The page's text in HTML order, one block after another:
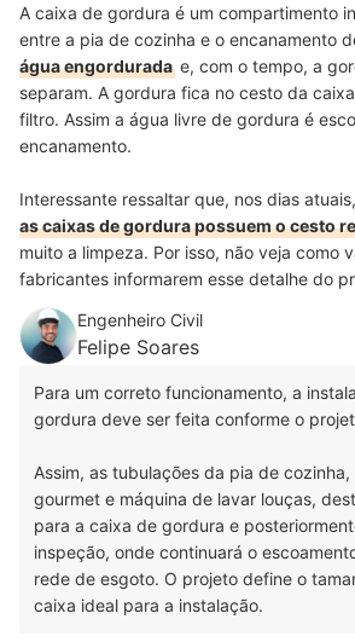
A caixa de gordura é um compartimento
entre a pia de cozinha e o encanamento
água engordurada e, com o tempo, a
separam. A gordura fica no cesto da
filtro. Assim a água livre de gordura é
encanamento.
Interessante ressaltar que, nos dias
as caixas de gordura possuem o cesto
muito a limpeza. Por isso, não veja como
fabricantes informarem esse detalhe do
Engenheiro Civil
Felipe Soares
Para um correto funcionamento, a
gordura deve ser feita conforme o
Assim, as tubulações da pia de
gourmet e máquina de lavar louças,
para a caixa de gordura e
inspeção, onde continuará o
rede de esgoto. O projeto define o
caixa ideal para a instalação.